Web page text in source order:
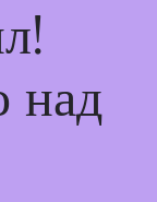
над